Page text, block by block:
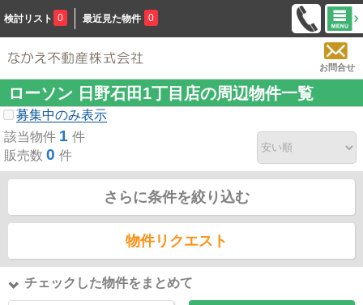
検討リスト 0 最近見た物件 0
お問合せ
ローソン 日野石田1丁目店の周辺物件一覧
募集中のみ表示
該当物件 1 件
販売数 0 件
さらに条件を絞り込む
物件リクエスト
チェックした物件をまとめて